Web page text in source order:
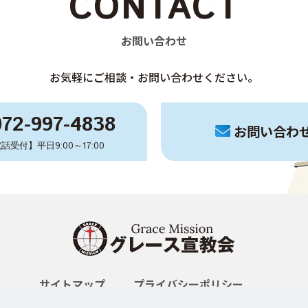
お問い合わせ
お気軽にご相談・お問い合わせください。
997-4838
受付】平日9:00～17:00
お問い合わ
サイトマップ プライバシーポリシー